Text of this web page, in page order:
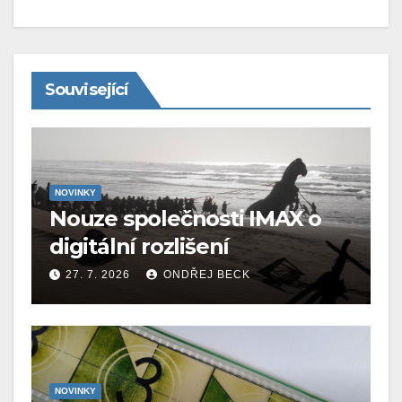
Související
NOVINKY
Nouze společnosti IMAX o
digitální rozlišení
27. 7. 2026 ONDŘEJ BECK
NOVINKY